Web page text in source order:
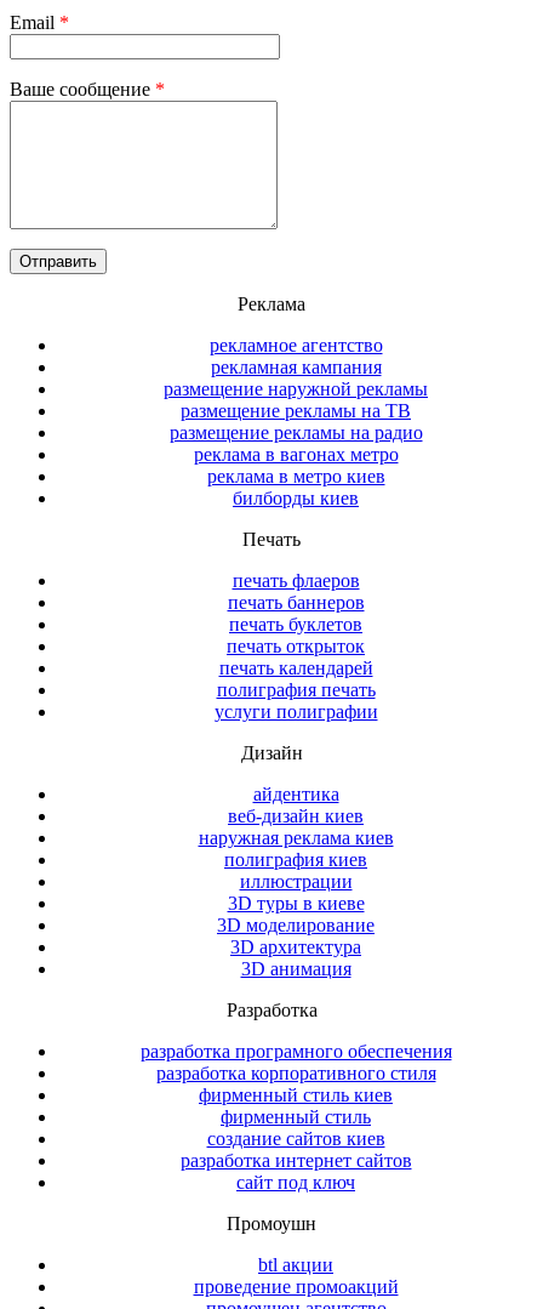
Email *
Ваше сообщение *
Реклама
рекламное агентство
рекламная кампания
размещение наружной рекламы
размещение рекламы на ТВ
размещение рекламы на радио
реклама в вагонах метро
реклама в метро киев
билборды киев
Печать
печать флаеров
печать баннеров
печать буклетов
печать открыток
печать календарей
полиграфия печать
услуги полиграфии
Дизайн
айдентика
веб-дизайн киев
наружная реклама киев
полиграфия киев
иллюстрации
3D туры в киеве
3D моделирование
3D архитектура
3D анимация
Разработка
разработка програмного обеспечения
разработка корпоративного стиля
фирменный стиль киев
фирменный стиль
создание сайтов киев
разработка интернет сайтов
сайт под ключ
Промоушн
btl акции
проведение промоакций